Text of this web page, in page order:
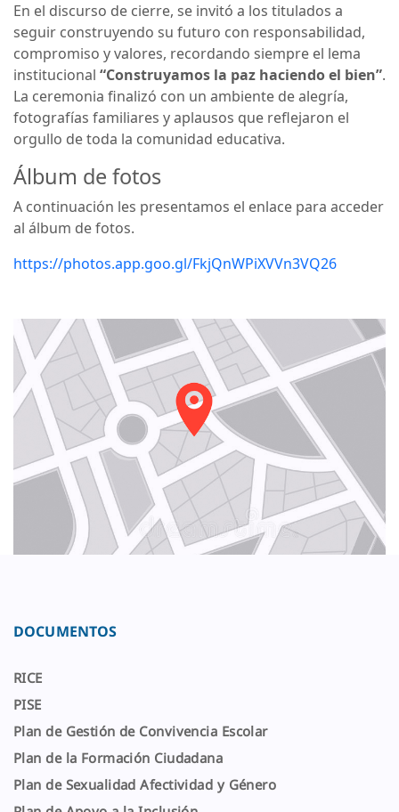
En el discurso de cierre, se invitó a los titulados a
seguir construyendo su futuro con responsabilidad,
compromiso y valores, recordando siempre el lema
institucional “Construyamos la paz haciendo el bien”.
La ceremonia finalizó con un ambiente de alegría,
fotografías familiares y aplausos que reflejaron el
orgullo de toda la comunidad educativa.
Álbum de fotos
A continuación les presentamos el enlace para acceder
al álbum de fotos.
https://photos.app.goo.gl/FkjQnWPiXVVn3VQ26
DOCUMENTOS
RICE
PISE
Plan de Gestión de Convivencia Escolar
Plan de la Formación Ciudadana
Plan de Sexualidad Afectividad y Género